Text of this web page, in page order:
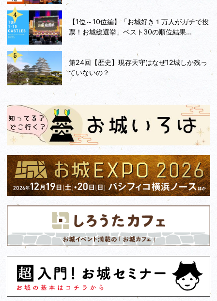
【1位～10位編】「お城好き１万人がガチで投
票！お城総選挙」ベスト30の順位結果...
第24回【歴史】現存天守はなぜ12城しか残っ
ていないの？